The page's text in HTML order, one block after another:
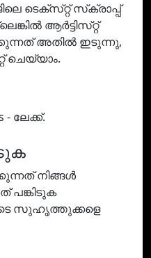
ടെക്‌സ്‌റ്റ് സ്‌ക്രാപ്പ്
ആർട്ടിസ്‌റ്റ്
അതിൽ ഇടുന്നു,
ചെയ്യാം.
- ലേക്ക്.
നിങ്ങൾ
പങ്കിടുക
സുഹൃത്തുക്കളെ